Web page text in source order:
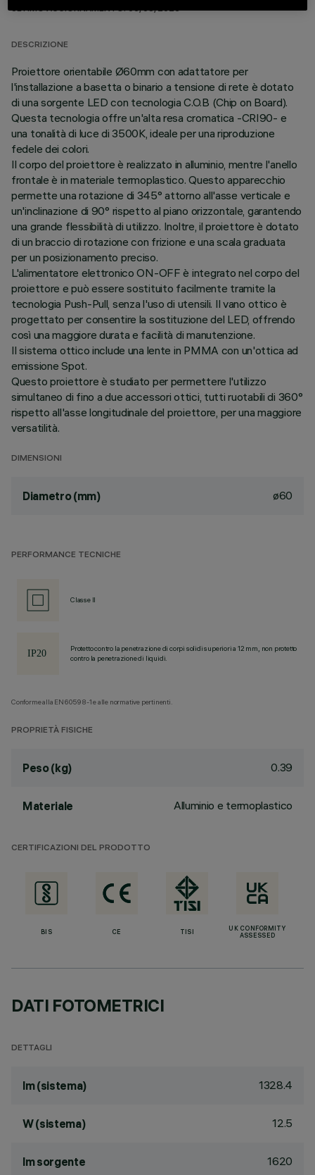
ULTIMO AGGIORNAMENTO: 06/08/2026
DESCRIZIONE
Proiettore orientabile Ø60mm con adattatore per
l'installazione a basetta o binario a tensione di rete è dotato
di una sorgente LED con tecnologia C.O.B (Chip on Board).
Questa tecnologia offre un'alta resa cromatica -CRI90- e
una tonalità di luce di 3500K, ideale per una riproduzione
fedele dei colori.
Il corpo del proiettore è realizzato in alluminio, mentre l'anello
frontale è in materiale termoplastico. Questo apparecchio
permette una rotazione di 345° attorno all'asse verticale e
un'inclinazione di 90° rispetto al piano orizzontale, garantendo
una grande flessibilità di utilizzo. Inoltre, il proiettore è dotato
di un braccio di rotazione con frizione e una scala graduata
per un posizionamento preciso.
L'alimentatore elettronico ON-OFF è integrato nel corpo del
proiettore e può essere sostituito facilmente tramite la
tecnologia Push-Pull, senza l'uso di utensili. Il vano ottico è
progettato per consentire la sostituzione del LED, offrendo
così una maggiore durata e facilità di manutenzione.
Il sistema ottico include una lente in PMMA con un'ottica ad
emissione Spot.
Questo proiettore è studiato per permettere l'utilizzo
simultaneo di fino a due accessori ottici, tutti ruotabili di 360°
rispetto all'asse longitudinale del proiettore, per una maggiore
versatilità.
DIMENSIONI
Diametro (mm) ø60
PERFORMANCE TECNICHE
Classe II
Protetto contro la penetrazione di corpi solidi superiori a 12 mm, non protetto
contro la penetrazione di liquidi.
Conforme alla EN60598-1 e alle normative pertinenti.
PROPRIETÀ FISICHE
Peso (kg) 0.39
Materiale Alluminio e termoplastico
CERTIFICAZIONI DEL PRODOTTO
BIS CE TISI
UK CONFORMITY
ASSESSED
DATI FOTOMETRICI
DETTAGLI
lm (sistema) 1328.4
W (sistema) 12.5
lm sorgente 1620